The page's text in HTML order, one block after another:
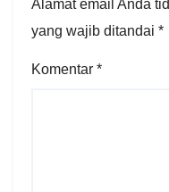
Alamat email Anda
yang wajib ditandai *
Komentar *